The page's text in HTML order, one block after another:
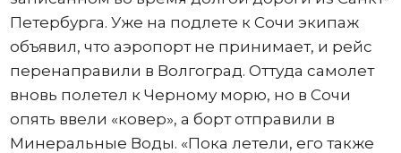
Петербурга. Уже на подлете к Сочи экипаж
объявил, что аэропорт не принимает, и рейс
перенаправили в Волгоград. Оттуда самолет
вновь полетел к Черному морю, но в Сочи
опять ввели «ковер», а борт отправили в
Минеральные Воды. «Пока летели, его также